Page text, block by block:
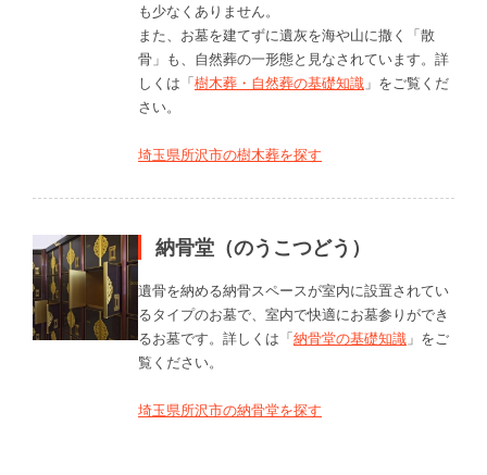
も少なくありません。
また、お墓を建てずに遺灰を海や山に撒く「散
骨」も、自然葬の一形態と見なされています。詳
しくは「樹木葬・自然葬の基礎知識 」をご覧くだ
さい。
埼玉県所沢市の樹木葬を探す
納骨堂（のうこつどう）
遺骨を納める納骨スペースが室内に設置されてい
るタイプのお墓で、室内で快適にお墓参りができ
るお墓です。詳しくは「納骨堂の基礎知識 」をご
覧ください。
埼玉県所沢市の納骨堂を探す